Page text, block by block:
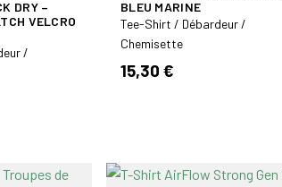
DRY –
VELCRO
/
BLEU MARINE
Tee-Shirt / Débardeur /
Chemisette
15,30 €